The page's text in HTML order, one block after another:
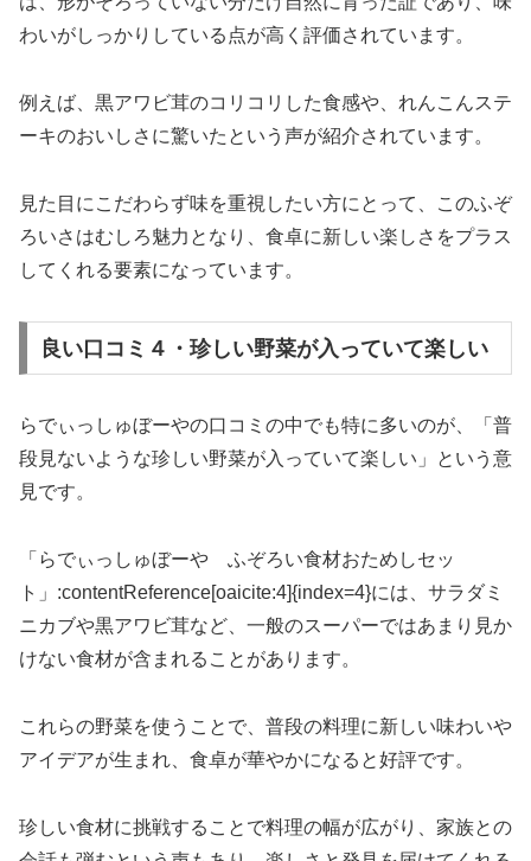
わいがしっかりしている点が高く評価されています。
例えば、黒アワビ茸のコリコリした食感や、れんこんステ
ーキのおいしさに驚いたという声が紹介されています。
見た目にこだわらず味を重視したい方にとって、このふぞ
ろいさはむしろ魅力となり、食卓に新しい楽しさをプラス
してくれる要素になっています。
良い口コミ４・珍しい野菜が入っていて楽しい
らでぃっしゅぼーやの口コミの中でも特に多いのが、「普
段見ないような珍しい野菜が入っていて楽しい」という意
見です。
「らでぃっしゅぼーや ふぞろい食材おためしセッ
ト」:contentReference[oaicite:4]{index=4}には、サラダミ
ニカブや黒アワビ茸など、一般のスーパーではあまり見か
けない食材が含まれることがあります。
これらの野菜を使うことで、普段の料理に新しい味わいや
アイデアが生まれ、食卓が華やかになると好評です。
珍しい食材に挑戦することで料理の幅が広がり、家族との